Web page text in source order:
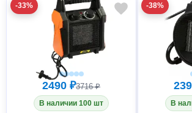
-33%
2490 ₽3716 ₽
В наличии 100 шт
-38%
В